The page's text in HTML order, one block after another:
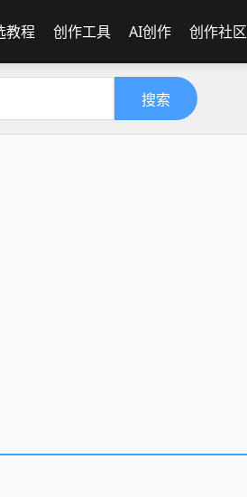
教程 创作工具 AI创作 创作社区
搜索